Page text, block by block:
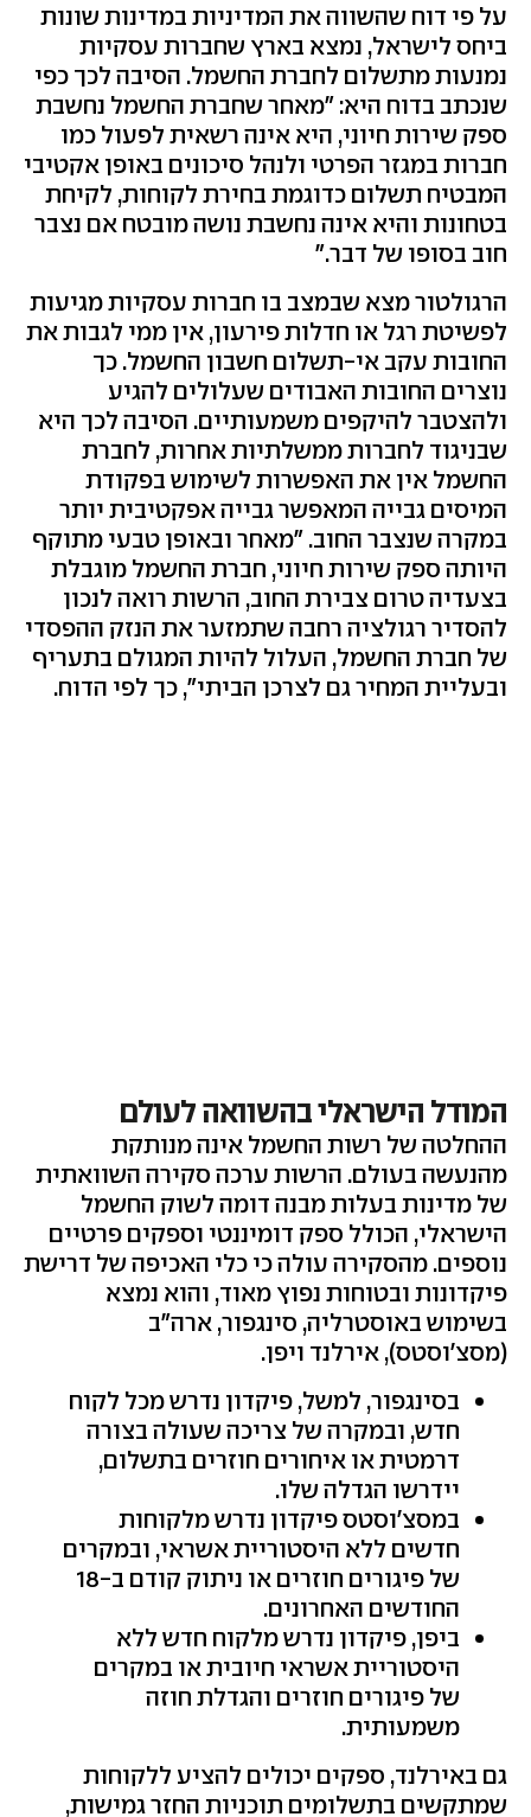
על פי דוח שהשווה את המדיניות במדינות שונות
ביחס לישראל, נמצא בארץ שחברות עסקיות
נמנעות מתשלום לחברת החשמל. הסיבה לכך כפי
שנכתב בדוח היא: "מאחר שחברת החשמל נחשבת
ספק שירות חיוני, היא אינה רשאית לפעול כמו
חברות במגזר הפרטי ולנהל סיכונים באופן אקטיבי
המבטיח תשלום כדוגמת בחירת לקוחות, לקיחת
בטחונות והיא אינה נחשבת נושה מובטח אם נצבר
חוב בסופו של דבר."
הרגולטור מצא שבמצב בו חברות עסקיות מגיעות
לפשיטת רגל או חדלות פירעון, אין ממי לגבות את
החובות עקב אי-תשלום חשבון החשמל. כך
נוצרים החובות האבודים שעלולים להגיע
ולהצטבר להיקפים משמעותיים. הסיבה לכך היא
שבניגוד לחברות ממשלתיות אחרות, לחברת
החשמל אין את האפשרות לשימוש בפקודת
המיסים גבייה המאפשר גבייה אפקטיבית יותר
במקרה שנצבר החוב. "מאחר ובאופן טבעי מתוקף
היותה ספק שירות חיוני, חברת החשמל מוגבלת
בצעדיה טרום צבירת החוב, הרשות רואה לנכון
להסדיר רגולציה רחבה שתמזער את הנזק ההפסדי
של חברת החשמל, העלול להיות המגולם בתעריף
ובעליית המחיר גם לצרכן הביתי", כך לפי הדוח.
המודל הישראלי בהשוואה לעולם
ההחלטה של רשות החשמל אינה מנותקת
מהנעשה בעולם. הרשות ערכה סקירה השוואתית
של מדינות בעלות מבנה דומה לשוק החשמל
הישראלי, הכולל ספק דומיננטי וספקים פרטיים
נוספים. מהסקירה עולה כי כלי האכיפה של דרישת
פיקדונות ובטוחות נפוץ מאוד, והוא נמצא
בשימוש באוסטרליה, סינגפור, ארה"ב
(מסצ'וסטס), אירלנד ויפן.
בסינגפור, למשל, פיקדון נדרש מכל לקוח
חדש, ובמקרה של צריכה שעולה בצורה
דרמטית או איחורים חוזרים בתשלום,
יידרשו הגדלה שלו.
במסצ'וסטס פיקדון נדרש מלקוחות
חדשים ללא היסטוריית אשראי, ובמקרים
של פיגורים חוזרים או ניתוק קודם ב-18
החודשים האחרונים.
ביפן, פיקדון נדרש מלקוח חדש ללא
היסטוריית אשראי חיובית או במקרים
של פיגורים חוזרים והגדלת חוזה
משמעותית.
גם באירלנד, ספקים יכולים להציע ללקוחות
שמתקשים בתשלומים תוכניות החזר גמישות,